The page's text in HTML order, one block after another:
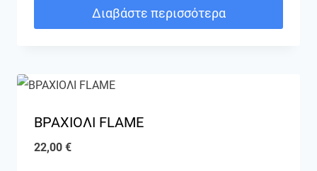
Διαβάστε περισσότερα
ΒΡΑΧΙΟΛΙ FLAME
22,00 €